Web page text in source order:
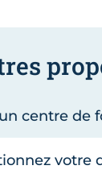
centre de
votre